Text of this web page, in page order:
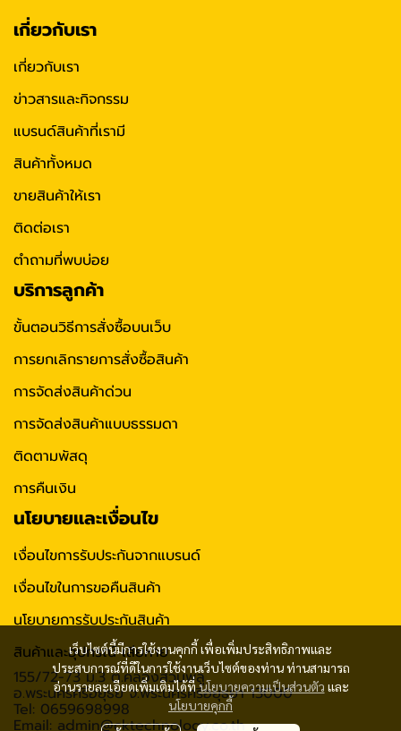
เว็บไซต์นี้มีการใช้งานคุกกี้ เพื่อเพิ่มประสิทธิภาพและ
ประสบการณ์ที่ดีในการใช้งานเว็บไซต์ของท่าน ท่านสามารถ
อ่านรายละเอียดเพิ่มเติมได้ที่นโยบายความเป็นส่วนตัว และ
นโยบายคุกกี้
เกี่ยวกับเรา
เกี่ยวกับเรา
ข่าวสารและกิจกรรม
แบรนด์สินค้าที่เรามี
สินค้าทั้งหมด
ขายสินค้าให้เรา
ติดต่อเรา
ตำถามที่พบบ่อย
บริการลูกค้า
ขั้นตอนวิธีการสั่งซื้อบนเว็บ
การยกเลิกรายการสั่งซื้อสินค้า
การจัดส่งสินค้าด่วน
การจัดส่งสินค้าแบบธรรมดา
ติดตามพัสดุ
การคืนเงิน
นโยบายและเงื่อนไข
เงื่อนไขการรับประกันจากแบรนด์
เงื่อนไขในการขอคืนสินค้า
นโยบายการรับประกันสินค้า
สินค้าและอุปกรณ์ เสียหาย
155/72-73 ม.3 ต.คลองสวนพลู
อ.พระนครศรีอยุธย จ.พระนครศรีอยุธยา 13000
Tel: 0659698998
Email: admin@cktechnology.co.th